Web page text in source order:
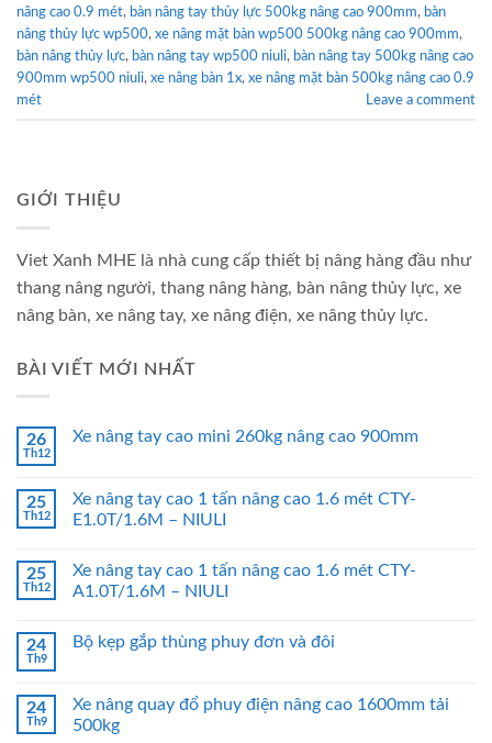
nâng cao 0.9 mét, bàn nâng tay thủy lực 500kg nâng cao 900mm, bàn
nâng thủy lực wp500, xe nâng mặt bàn wp500 500kg nâng cao 900mm,
bàn nâng thủy lực, bàn nâng tay wp500 niuli, bàn nâng tay 500kg nâng cao
900mm wp500 niuli, xe nâng bàn 1x, xe nâng mặt bàn 500kg nâng cao 0.9
mét
Leave a comment
GIỚI THIỆU
Viet Xanh MHE là nhà cung cấp thiết bị nâng hàng đầu như
thang nâng người, thang nâng hàng, bàn nâng thủy lực, xe
nâng bàn, xe nâng tay, xe nâng điện, xe nâng thủy lực.
BÀI VIẾT MỚI NHẤT
26
Th12
Xe nâng tay cao mini 260kg nâng cao 900mm
25
Th12
Xe nâng tay cao 1 tấn nâng cao 1.6 mét CTY-
E1.0T/1.6M – NIULI
25
Th12
Xe nâng tay cao 1 tấn nâng cao 1.6 mét CTY-
A1.0T/1.6M – NIULI
24
Th9
Bộ kẹp gắp thùng phuy đơn và đôi
24
Th9
Xe nâng quay đổ phuy điện nâng cao 1600mm tải
500kg